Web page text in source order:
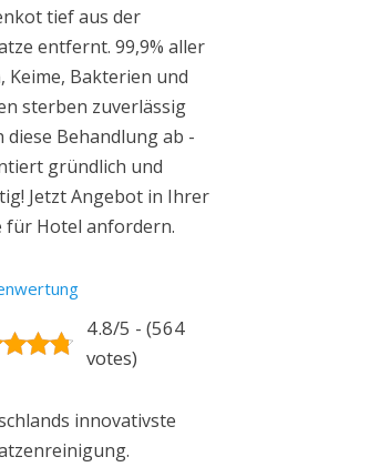
tief aus der
entfernt. 99,9% aller
Keime, Bakterien und
sterben zuverlässig
diese Behandlung ab -
gründlich und
Jetzt Angebot in Ihrer
für Hotel anfordern.
4.8/5 - (564
votes)
innovativste